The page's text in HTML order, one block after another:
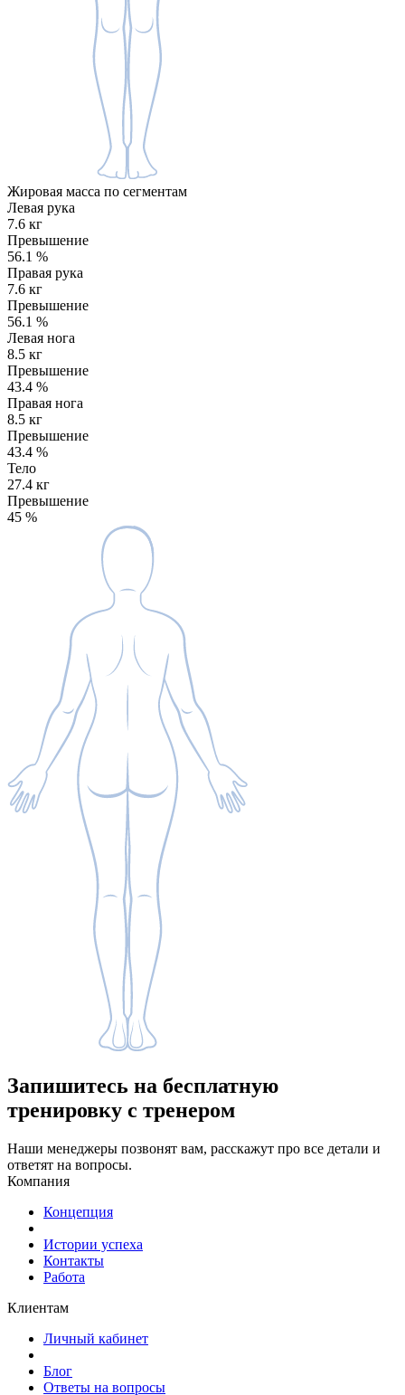
Жировая масса по сегментам
Левая рука
7.6 кг
Превышение
56.1 %
Правая рука
7.6 кг
Превышение
56.1 %
Левая нога
8.5 кг
Превышение
43.4 %
Правая нога
8.5 кг
Превышение
43.4 %
Тело
27.4 кг
Превышение
45 %
Запишитесь на бесплатную
тренировку с тренером
Наши менеджеры позвонят вам, расскажут про все детали и
ответят на вопросы.
Компания
Концепция
Истории успеха
Контакты
Работа
Клиентам
Личный кабинет
Блог
Ответы на вопросы